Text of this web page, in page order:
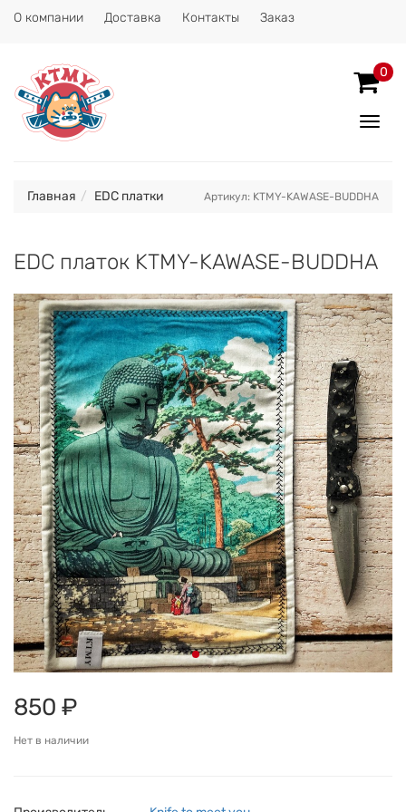
О компании Доставка Контакты Заказ
0
Главная EDC платки Артикул: KTMY-KAWASE-BUDDHA
EDC платок KTMY-KAWASE-BUDDHA
850 ₽
Нет в наличии